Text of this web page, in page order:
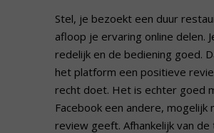
Stel, je bezoekt een duur
afloop je ervaring online delen.
redelijk en de bediening goed.
het platform een positieve
recht doet. Het is echter goed
Facebook een andere, mogelijk
review geeft. Afhankelijk van